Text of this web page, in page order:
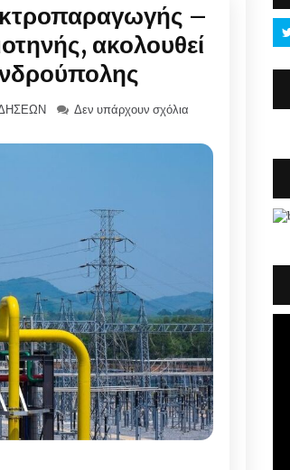
–
ακολουθεί
Δεν υπάρχουν σχόλια